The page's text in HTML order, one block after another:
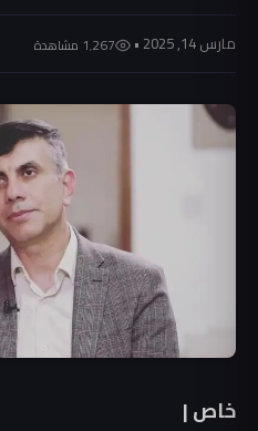
مارس 14, 2025 • 1٬267 مشاهدة
خاص |